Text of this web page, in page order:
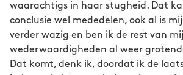
waarachtigs in haar stugheid. Dat
conclusie wel mededelen, ook al is
verder wazig en ben ik de rest van
wederwaardigheden al weer
Dat komt, denk ik, doordat ik de